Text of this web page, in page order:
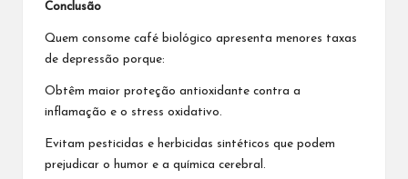
Conclusão
Quem consome café biológico apresenta menores taxas
de depressão porque:
Obtêm maior proteção antioxidante contra a
inflamação e o stress oxidativo.
Evitam pesticidas e herbicidas sintéticos que podem
prejudicar o humor e a química cerebral.